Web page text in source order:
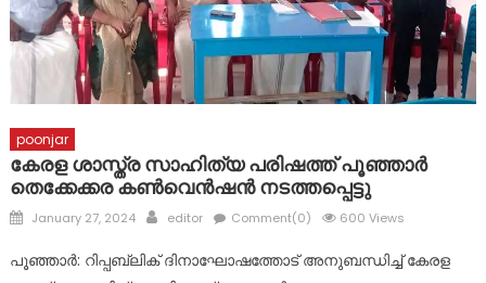
poonjar
കേരള ശാസ്ത്ര സാഹിത്യ പരിഷത്ത് പൂഞ്ഞാർ
തെക്കേക്കര കൺവെൻഷൻ നടത്തപ്പെട്ടു
Posted
January 27, 2024 Author
editor Comment(0) 600 Views
പൂഞ്ഞാർ: റിപ്പബ്ലിക് ദിനാഘോഷത്തോട് അനുബന്ധിച്ച് കേരള